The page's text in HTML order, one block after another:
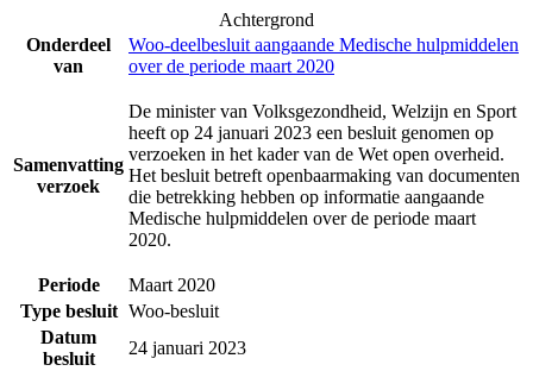
Achtergrond
Onderdeel
van
Woo-deelbesluit aangaande Medische hulpmiddelen
over de periode maart 2020
Samenvatting
verzoek
De minister van Volksgezondheid, Welzijn en Sport
heeft op 24 januari 2023 een besluit genomen op
verzoeken in het kader van de Wet open overheid.
Het besluit betreft openbaarmaking van documenten
die betrekking hebben op informatie aangaande
Medische hulpmiddelen over de periode maart
2020.
Periode
Maart 2020
Type besluit Woo-besluit
Datum
besluit
24 januari 2023